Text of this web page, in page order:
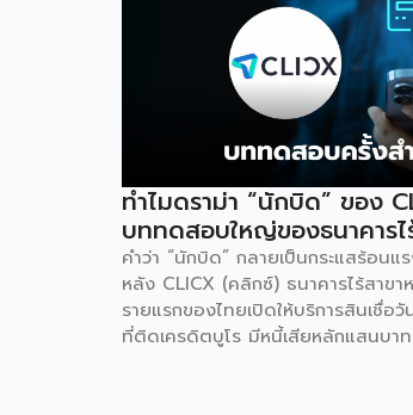
ทำไมดราม่า “นักบิด” ของ
บททดสอบใหญ่ของธนาคารไ
คำว่า “นักบิด” กลายเป็นกระแสร้อนแ
หลัง CLICX (คลิกซ์) ธนาคารไร้สาข
รายแรกของไทยเปิดให้บริการสินเชื่อ
ที่ติดเครดิตบูโร มีหนี้เสียหลักแสนบา